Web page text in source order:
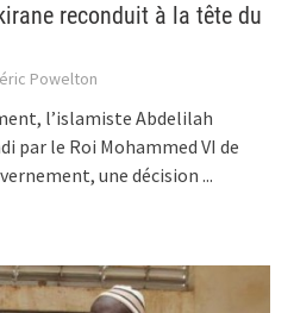
reconduit à la tête du
Powelton
l’islamiste Abdelilah
par le Roi Mohammed VI de
une décision ...